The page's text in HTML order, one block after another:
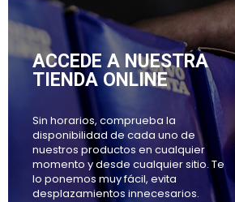
ACCEDE A NUESTRA
TIENDA ONLINE
Sin horarios, comprueba la
disponibilidad de cada uno de
nuestros productos en cualquier
momento y desde cualquier sitio. Te
lo ponemos muy fácil, evita
desplazamientos innecesarios.